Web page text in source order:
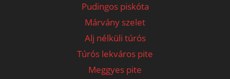
Pudingos piskóta
Márvány szelet
Alj nélküli túrós
Túrós lekváros pite
Meggyes pite